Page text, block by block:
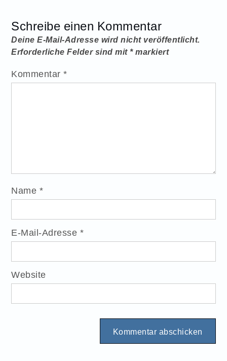
Schreibe einen Kommentar
Deine E-Mail-Adresse wird nicht veröffentlicht.
Erforderliche Felder sind mit*markiert
Kommentar*
Name *
E-Mail-Adresse *
Website